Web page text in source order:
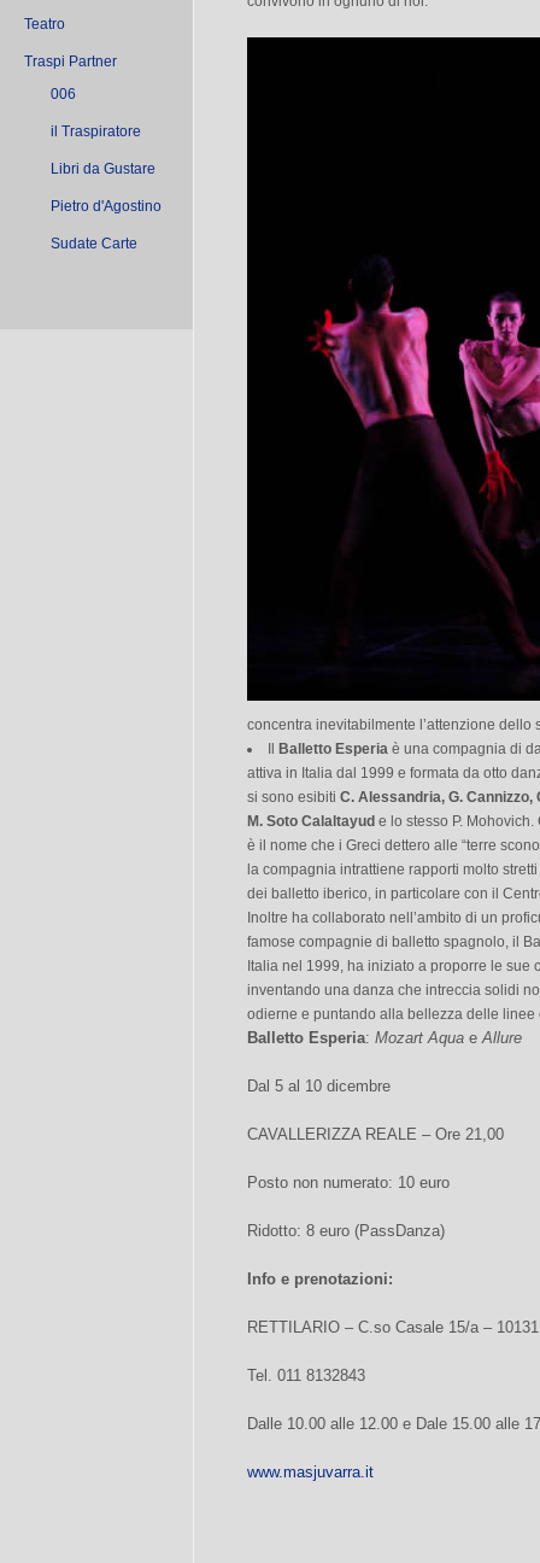
Teatro
Traspi Partner
006
il Traspiratore
Libri da Gustare
Pietro d'Agostino
Sudate Carte
concentra inevitabilmente l’attenzione dello
Balletto Esperia è una compagnia di
attiva in Italia dal 1999 e formata da otto
si sono esibiti C. Alessandria, G. Cannizzo,
M. Soto Calaltayud e lo stesso P.
è il nome che i Greci dettero alle “terre
la compagnia intrattiene rapporti molto
dei balletto iberico, in particolare con il
Inoltre ha collaborato nell’ambito di un
famose compagnie di balletto spagnolo, il
Italia nel 1999, ha iniziato a proporre le sue
inventando una danza che intreccia solidi
odierne e puntando alla bellezza delle
Balletto Esperia: Mozart Aqua eAllure
Dal 5 al 10 dicembre
CAVALLERIZZA REALE – Ore 21,00
Posto non numerato: 10 euro
Ridotto: 8 euro (PassDanza)
Info e prenotazioni:
RETTILARIO – C.so Casale 15/a –
Tel. 011 8132843
Dalle 10.00 alle 12.00 e Dale 15.00 alle
www.masjuvarra.it